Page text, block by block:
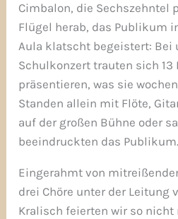
Cimbalon, die Sechszehntel
Flügel herab, das Publikum
Aula klatscht begeistert: Bei
Schulkonzert trauten sich
präsentieren, was sie
Standen allein mit Flöte,
auf der großen Bühne oder
beeindruckten das Publikum.
Eingerahmt von
drei Chöre unter der Leitung
Kralisch feierten wir so